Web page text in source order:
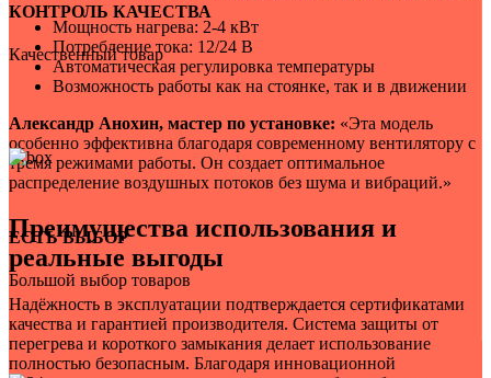
Мощность нагрева: 2-4 кВт
Потребление тока: 12/24 В
Автоматическая регулировка температуры
Возможность работы как на стоянке, так и в движении
Александр Анохин, мастер по установке: «Эта модель
особенно эффективна благодаря современному вентилятору с
тремя режимами работы. Он создает оптимальное
распределение воздушных потоков без шума и вибраций.»
Преимущества использования и
реальные выгоды
Надёжность в эксплуатации подтверждается сертификатами
качества и гарантией производителя. Система защиты от
перегрева и короткого замыкания делает использование
полностью безопасным. Благодаря инновационной
КОНТРОЛЬ КАЧЕСТВА
Качественный товар
ЕСТЬ ВЫБОР
Большой выбор товаров